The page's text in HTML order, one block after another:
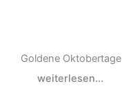
Goldene Oktobertage
weiterlesen...